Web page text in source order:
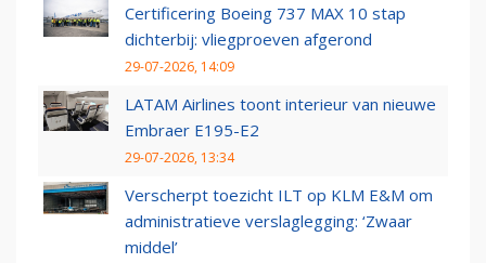
Certificering Boeing 737 MAX 10 stap
dichterbij: vliegproeven afgerond
29-07-2026, 14:09
LATAM Airlines toont interieur van nieuwe
Embraer E195-E2
29-07-2026, 13:34
Verscherpt toezicht ILT op KLM E&M om
administratieve verslaglegging: ‘Zwaar
middel’